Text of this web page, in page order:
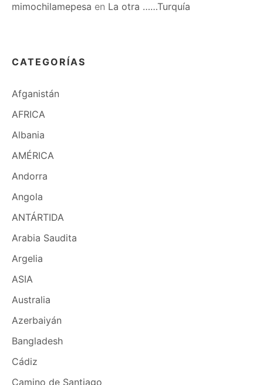
mimochilamepesa en La otra ……Turquía
CATEGORÍAS
Afganistán
AFRICA
Albania
AMÉRICA
Andorra
Angola
ANTÁRTIDA
Arabia Saudita
Argelia
ASIA
Australia
Azerbaiyán
Bangladesh
Cádiz
Camino de Santiago